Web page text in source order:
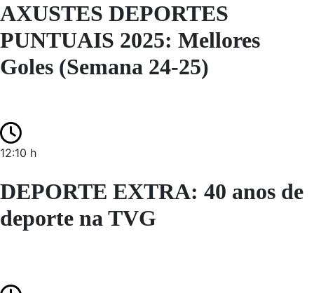
AXUSTES DEPORTES
PUNTUAIS 2025: Mellores
Goles (Semana 24-25)
12:10 h
DEPORTE EXTRA: 40 anos de
deporte na TVG